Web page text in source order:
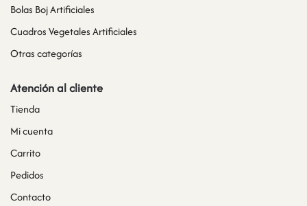
Bolas Boj Artificiales
Cuadros Vegetales Artificiales
Otras categorías
Atención al cliente
Tienda
Mi cuenta
Carrito
Pedidos
Contacto